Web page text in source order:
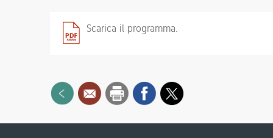
Scarica il programma.